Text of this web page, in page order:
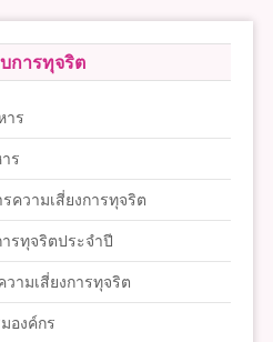
การทุจริต
าร
ร
ความเสี่ยงการทุจริต
รทุจริตประจำปี
ามเสี่ยงการทุจริต
องค์กร